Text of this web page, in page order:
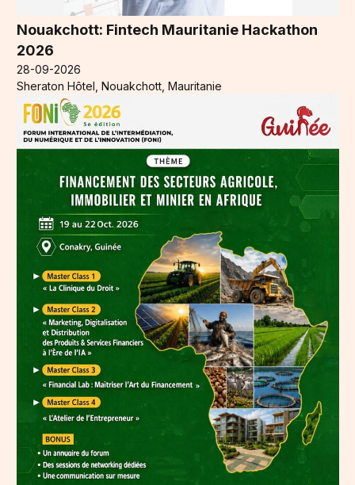
Nouakchott: Fintech Mauritanie Hackathon
2026
28-09-2026
Sheraton Hôtel, Nouakchott, Mauritanie